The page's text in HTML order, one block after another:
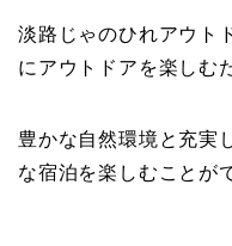
淡路じゃのひれアウト
にアウトドアを楽しむ
豊かな自然環境と充実
な宿泊を楽しむことが